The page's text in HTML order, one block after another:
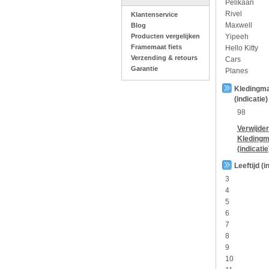
Klantenservice
Blog
Producten vergelijken
Framemaat fiets
Verzending & retours
Garantie
Pelikaan
Rivel
Maxwell
Yipeeh
Hello Kitty
Cars
Planes
(indicatie)
98
Verwijder
Leeftijd
3
4
5
6
7
8
9
10